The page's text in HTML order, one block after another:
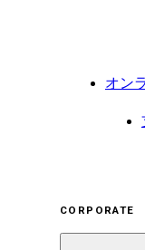
オン
CORPORATE